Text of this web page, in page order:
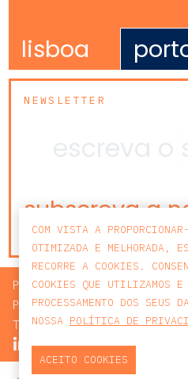
lisboa
NEWSLETTER
subscreva a
newsletter
PROCURAR
POLÍTICA DE PRIVACIDADE
TERMOS E CONDIÇÕES
COM VISTA A
OTIMIZADA E MELHORADA,
RECORRE A COOKIES.
COOKIES QUE UTILIZAMOS E
PROCESSAMENTO DOS SEUS
NOSSA POLÍTICA DE
ACEITO COOKIES